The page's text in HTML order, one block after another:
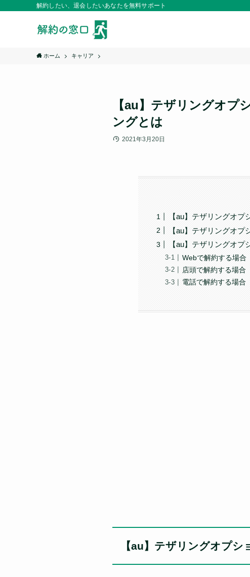
解約したい、退会したいあなたを無料サポート
ホーム キャリア
【au】テザリングオプ
ングとは
2021年3月20日
【au】テザリングオプ
【au】テザリングオ
【au】テザリングオプ
Webで解約する場合
店頭で解約する場合
電話で解約する場合
【au】テザリングオプシ